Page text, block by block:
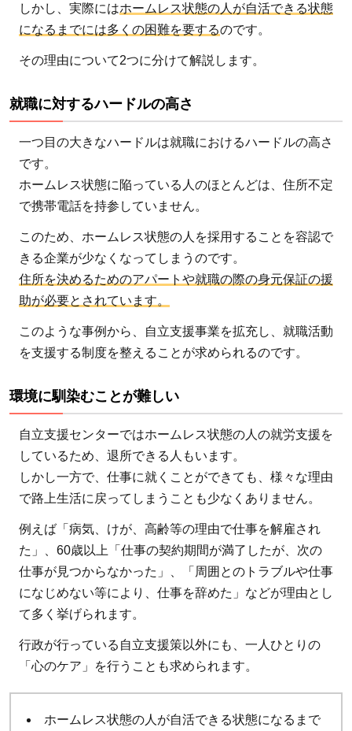
しかし、実際にはホームレス状態の人が自活できる状態
になるまでには多くの困難を要するのです。
その理由について2つに分けて解説します。
就職に対するハードルの高さ
一つ目の大きなハードルは就職におけるハードルの高さ
です。
ホームレス状態に陥っている人のほとんどは、住所不定
で携帯電話を持参していません。
このため、ホームレス状態の人を採用することを容認で
きる企業が少なくなってしまうのです。
住所を決めるためのアパートや就職の際の身元保証の援
助が必要とされています。
このような事例から、自立支援事業を拡充し、就職活動
を支援する制度を整えることが求められるのです。
環境に馴染むことが難しい
自立支援センターではホームレス状態の人の就労支援を
しているため、退所できる人もいます。
しかし一方で、仕事に就くことができても、様々な理由
で路上生活に戻ってしまうことも少なくありません。
例えば「病気、けが、高齢等の理由で仕事を解雇され
た」、60歳以上「仕事の契約期間が満了したが、次の
仕事が見つからなかった」、「周囲とのトラブルや仕事
になじめない等により、仕事を辞めた」などが理由とし
て多く挙げられます。
行政が行っている自立支援策以外にも、一人ひとりの
「心のケア」を行うことも求められます。
ホームレス状態の人が自活できる状態になるまで